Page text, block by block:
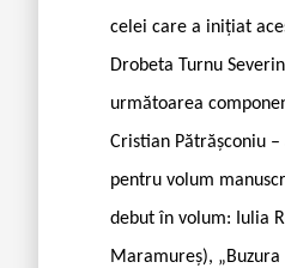
celei care a inițiat
Drobeta Turnu
următoarea
Cristian Pătrășconiu
pentru volum
debut în volum: Iulia
Maramureș),